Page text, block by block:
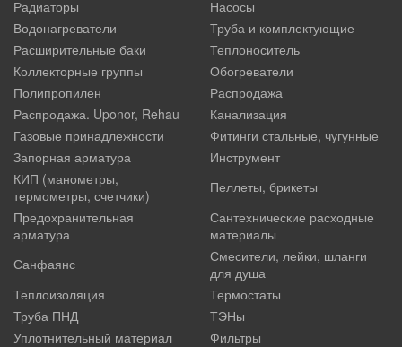
Радиаторы
Насосы
Водонагреватели
Труба и комплектующие
Расширительные баки
Теплоноситель
Коллекторные группы
Обогреватели
Полипропилен
Распродажа
Распродажа. Uponor, Rehau
Канализация
Газовые принадлежности
Фитинги стальные, чугунные
Запорная арматура
Инструмент
КИП (манометры,
термометры, счетчики)
Пеллеты, брикеты
Предохранительная
арматура
Сантехнические расходные
материалы
Санфаянс
Смесители, лейки, шланги
для душа
Теплоизоляция
Термостаты
Труба ПНД
ТЭНы
Уплотнительный материал
Фильтры